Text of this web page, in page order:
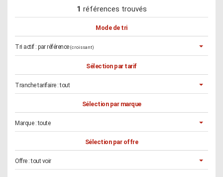
1 références trouvés
Mode de tri
Tri actif : par référence (croissant)
Sélection par tarif
Tranche tarifaire :tout
Sélection par marque
Marque :toute
Sélection par offre
Offre :tout voir